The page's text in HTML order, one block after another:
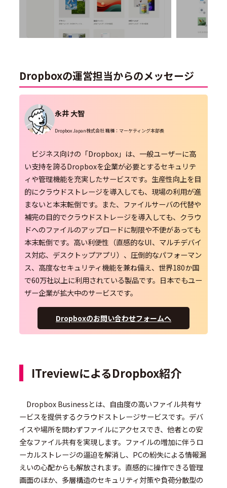
Dropboxの運営担当からのメッセージ
永井 大智
Dropbox Japan株式会社 職種：マーケティング本部長
ビジネス向けの「Dropbox」は、一般ユーザーに高
い支持を誇るDropboxを企業が必要とするセキュリテ
ィや管理機能を充実したサービスです。生産性向上を目
的にクラウドストレージを導入しても、現場の利用が進
まないと本末転倒です。また、ファイルサーバの代替や
補完の目的でクラウドストレージを導入しても、クラウ
ドへのファイルのアップロードに制限や不便があっても
本末転倒です。高い利便性（直感的なUI、マルチデバイ
ス対応、デスクトップアプリ）、圧倒的なパフォーマン
ス、高度なセキュリティ機能を兼ね備え、世界180か国
で60万社以上に利用されている製品です。日本でもユー
ザー企業が拡大中のサービスです。
Dropboxのお問い合わせフォームへ
ITreviewによるDropbox紹介
Dropbox Businessとは、自由度の高いファイル共有サ
ービスを提供するクラウドストレージサービスです。デバ
イスや場所を問わずファイルにアクセスでき、他者との安
全なファイル共有を実現します。ファイルの増加に伴うロ
ーカルストレージの逼迫を解消し、PCの紛失による情報漏
えいの心配からも解放されます。直感的に操作できる管理
画面のほか、多層構造のセキュリティ対策や負荷分散型の